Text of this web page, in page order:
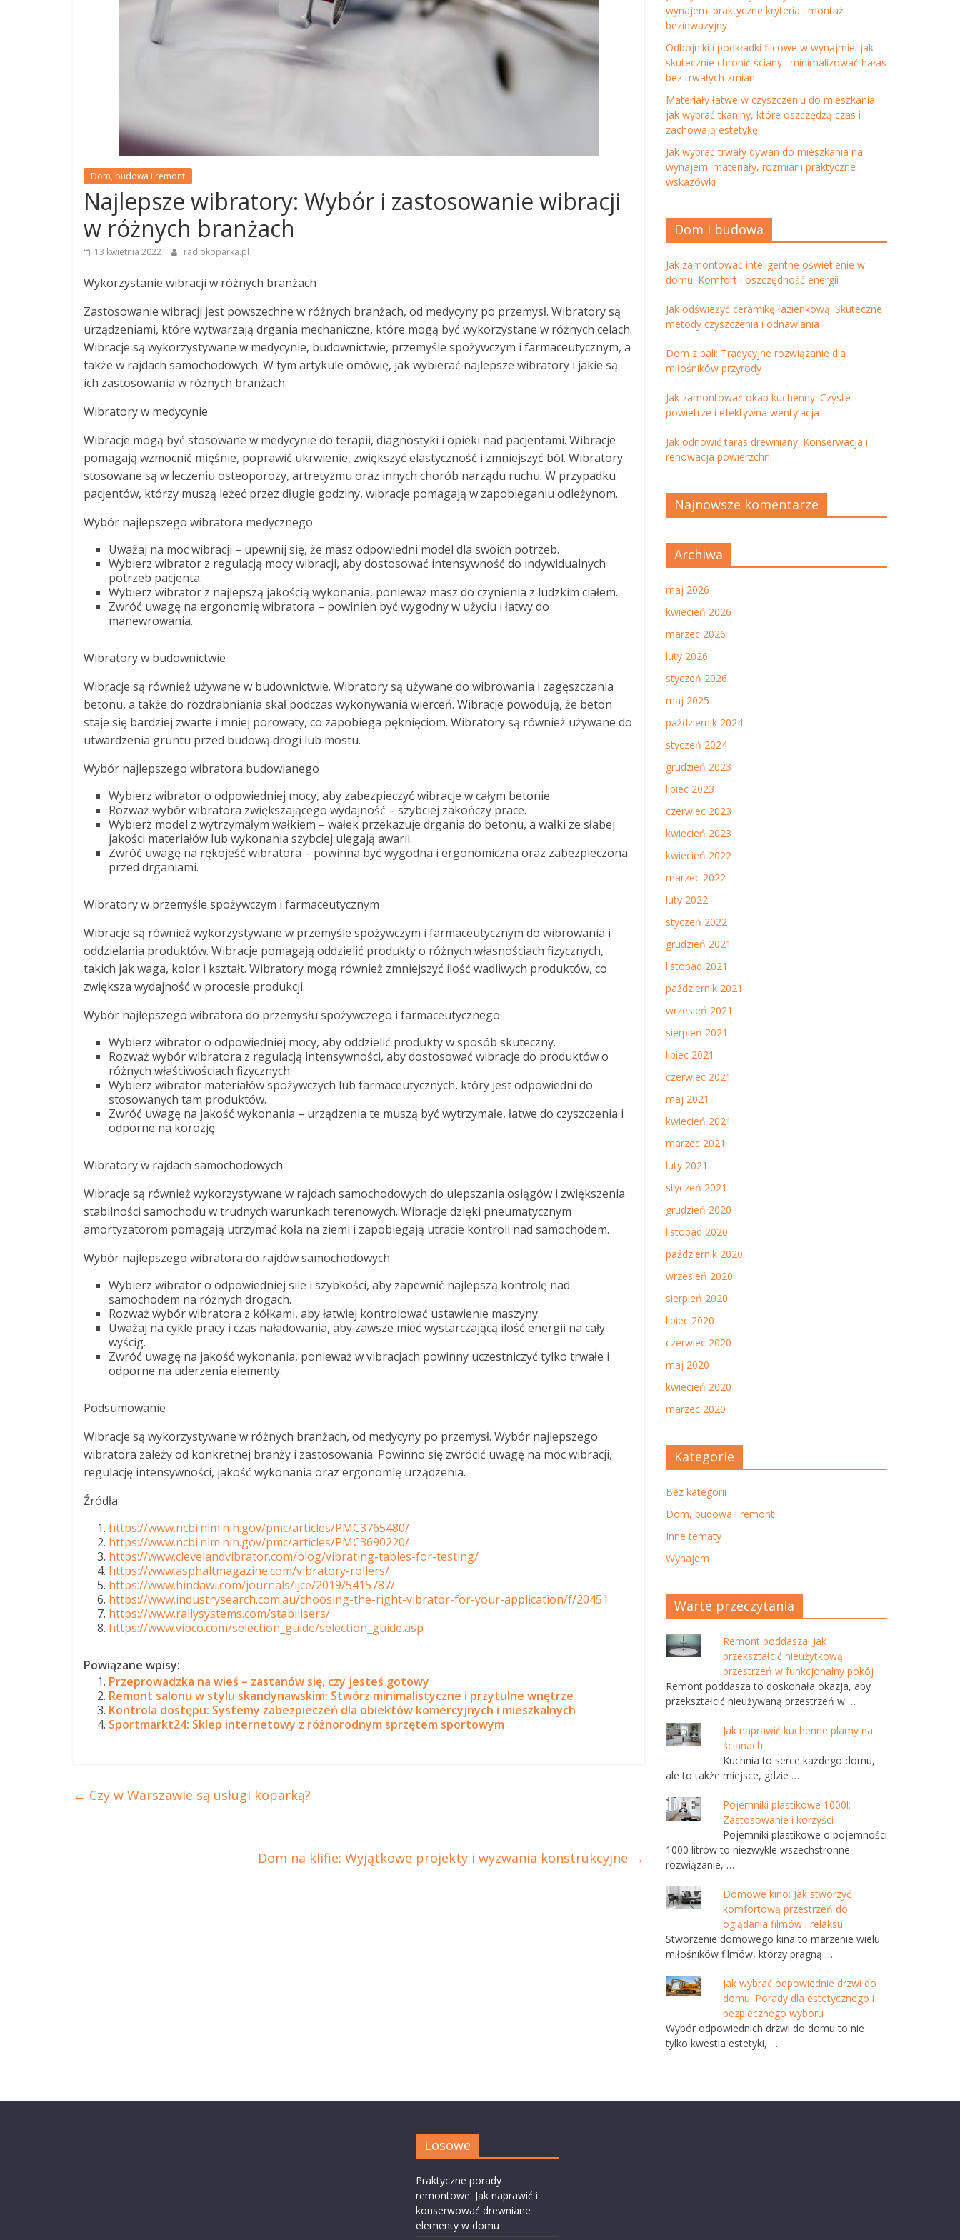
Dom, budowa i remont
Najlepsze wibratory: Wybór i zastosowanie wibracji
w różnych branżach
13 kwietnia 2022 radiokoparka.pl
Wykorzystanie wibracji w różnych branżach
Zastosowanie wibracji jest powszechne w różnych branżach, od medycyny po przemysł. Wibratory są
urządzeniami, które wytwarzają drgania mechaniczne, które mogą być wykorzystane w różnych celach.
Wibracje są wykorzystywane w medycynie, budownictwie, przemyśle spożywczym i farmaceutycznym, a
także w rajdach samochodowych. W tym artykule omówię, jak wybierać najlepsze wibratory i jakie są
ich zastosowania w różnych branżach.
Wibratory w medycynie
Wibracje mogą być stosowane w medycynie do terapii, diagnostyki i opieki nad pacjentami. Wibracje
pomagają wzmocnić mięśnie, poprawić ukrwienie, zwiększyć elastyczność i zmniejszyć ból. Wibratory
stosowane są w leczeniu osteoporozy, artretyzmu oraz innych chorób narządu ruchu. W przypadku
pacjentów, którzy muszą leżeć przez długie godziny, wibracje pomagają w zapobieganiu odleżynom.
Wybór najlepszego wibratora medycznego
Uważaj na moc wibracji – upewnij się, że masz odpowiedni model dla swoich potrzeb.
Wybierz wibrator z regulacją mocy wibracji, aby dostosować intensywność do indywidualnych
potrzeb pacjenta.
Wybierz wibrator z najlepszą jakością wykonania, ponieważ masz do czynienia z ludzkim ciałem.
Zwróć uwagę na ergonomię wibratora – powinien być wygodny w użyciu i łatwy do
manewrowania.
Wibratory w budownictwie
Wibracje są również używane w budownictwie. Wibratory są używane do wibrowania i zagęszczania
betonu, a także do rozdrabniania skał podczas wykonywania wierceń. Wibracje powodują, że beton
staje się bardziej zwarte i mniej porowaty, co zapobiega pęknięciom. Wibratory są również używane do
utwardzenia gruntu przed budową drogi lub mostu.
Wybór najlepszego wibratora budowlanego
Wybierz wibrator o odpowiedniej mocy, aby zabezpieczyć wibracje w całym betonie.
Rozważ wybór wibratora zwiększającego wydajność – szybciej zakończy prace.
Wybierz model z wytrzymałym wałkiem – wałek przekazuje drgania do betonu, a wałki ze słabej
jakości materiałów lub wykonania szybciej ulegają awarii.
Zwróć uwagę na rękojeść wibratora – powinna być wygodna i ergonomiczna oraz zabezpieczona
przed drganiami.
Wibratory w przemyśle spożywczym i farmaceutycznym
Wibracje są również wykorzystywane w przemyśle spożywczym i farmaceutycznym do wibrowania i
oddzielania produktów. Wibracje pomagają oddzielić produkty o różnych własnościach fizycznych,
takich jak waga, kolor i kształt. Wibratory mogą również zmniejszyć ilość wadliwych produktów, co
zwiększa wydajność w procesie produkcji.
Wybór najlepszego wibratora do przemysłu spożywczego i farmaceutycznego
Wybierz wibrator o odpowiedniej mocy, aby oddzielić produkty w sposób skuteczny.
Rozważ wybór wibratora z regulacją intensywności, aby dostosować wibracje do produktów o
różnych właściwościach fizycznych.
Wybierz wibrator materiałów spożywczych lub farmaceutycznych, który jest odpowiedni do
stosowanych tam produktów.
Zwróć uwagę na jakość wykonania – urządzenia te muszą być wytrzymałe, łatwe do czyszczenia i
odporne na korozję.
Wibratory w rajdach samochodowych
Wibracje są również wykorzystywane w rajdach samochodowych do ulepszania osiągów i zwiększenia
stabilności samochodu w trudnych warunkach terenowych. Wibracje dzięki pneumatycznym
amortyzatorom pomagają utrzymać koła na ziemi i zapobiegają utracie kontroli nad samochodem.
Wybór najlepszego wibratora do rajdów samochodowych
Wybierz wibrator o odpowiedniej sile i szybkości, aby zapewnić najlepszą kontrolę nad
samochodem na różnych drogach.
Rozważ wybór wibratora z kółkami, aby łatwiej kontrolować ustawienie maszyny.
Uważaj na cykle pracy i czas naładowania, aby zawsze mieć wystarczającą ilość energii na cały
wyścig.
Zwróć uwagę na jakość wykonania, ponieważ w vibracjach powinny uczestniczyć tylko trwałe i
odporne na uderzenia elementy.
Podsumowanie
Wibracje są wykorzystywane w różnych branżach, od medycyny po przemysł. Wybór najlepszego
wibratora zależy od konkretnej branży i zastosowania. Powinno się zwrócić uwagę na moc wibracji,
regulację intensywności, jakość wykonania oraz ergonomię urządzenia.
Źródła:
https://www.ncbi.nlm.nih.gov/pmc/articles/PMC3765480/
https://www.ncbi.nlm.nih.gov/pmc/articles/PMC3690220/
https://www.clevelandvibrator.com/blog/vibrating-tables-for-testing/
https://www.asphaltmagazine.com/vibratory-rollers/
https://www.hindawi.com/journals/ijce/2019/5415787/
https://www.industrysearch.com.au/choosing-the-right-vibrator-for-your-application/f/20451
https://www.rallysystems.com/stabilisers/
https://www.vibco.com/selection_guide/selection_guide.asp
Powiązane wpisy:
Przeprowadzka na wieś – zastanów się, czy jesteś gotowy
Remont salonu w stylu skandynawskim: Stwórz minimalistyczne i przytulne wnętrze
Kontrola dostępu: Systemy zabezpieczeń dla obiektów komercyjnych i mieszkalnych
Sportmarkt24: Sklep internetowy z różnorodnym sprzętem sportowym
← Czy w Warszawie są usługi koparką?
Dom na klifie: Wyjątkowe projekty i wyzwania konstrukcyjne →
wynajem: praktyczne kryteria i montaż
bezinwazyjny
Odbojniki i podkładki filcowe w wynajmie: jak
skutecznie chronić ściany i minimalizować hałas
bez trwałych zmian
Materiały łatwe w czyszczeniu do mieszkania:
jak wybrać tkaniny, które oszczędzą czas i
zachowają estetykę
Jak wybrać trwały dywan do mieszkania na
wynajem: materiały, rozmiar i praktyczne
wskazówki
Dom i budowa
Jak zamontować inteligentne oświetlenie w
domu: Komfort i oszczędność energii
Jak odświeżyć ceramikę łazienkową: Skuteczne
metody czyszczenia i odnawiania
Dom z bali: Tradycyjne rozwiązanie dla
miłośników przyrody
Jak zamontować okap kuchenny: Czyste
powietrze i efektywna wentylacja
Jak odnowić taras drewniany: Konserwacja i
renowacja powierzchni
Najnowsze komentarze
Archiwa
maj 2026
kwiecień 2026
marzec 2026
luty 2026
styczeń 2026
maj 2025
październik 2024
styczeń 2024
grudzień 2023
lipiec 2023
czerwiec 2023
kwiecień 2023
kwiecień 2022
marzec 2022
luty 2022
styczeń 2022
grudzień 2021
listopad 2021
październik 2021
wrzesień 2021
sierpień 2021
lipiec 2021
czerwiec 2021
maj 2021
kwiecień 2021
marzec 2021
luty 2021
styczeń 2021
grudzień 2020
listopad 2020
październik 2020
wrzesień 2020
sierpień 2020
lipiec 2020
czerwiec 2020
maj 2020
kwiecień 2020
marzec 2020
Kategorie
Bez kategorii
Dom, budowa i remont
Inne tematy
Wynajem
Warte przeczytania
Remont poddasza: Jak
przekształcić nieużytkową
przestrzeń w funkcjonalny pokój
Remont poddasza to doskonała okazja, aby
przekształcić nieużywaną przestrzeń w …
Jak naprawić kuchenne plamy na
ścianach
Kuchnia to serce każdego domu,
ale to także miejsce, gdzie …
Pojemniki plastikowe 1000l:
Zastosowanie i korzyści
Pojemniki plastikowe o pojemności
1000 litrów to niezwykle wszechstronne
rozwiązanie, …
Domowe kino: Jak stworzyć
komfortową przestrzeń do
oglądania filmów i relaksu
Stworzenie domowego kina to marzenie wielu
miłośników filmów, którzy pragną …
Jak wybrać odpowiednie drzwi do
domu: Porady dla estetycznego i
bezpiecznego wyboru
Wybór odpowiednich drzwi do domu to nie
tylko kwestia estetyki, …
Losowe
Praktyczne porady
remontowe: Jak naprawić i
konserwować drewniane
elementy w domu